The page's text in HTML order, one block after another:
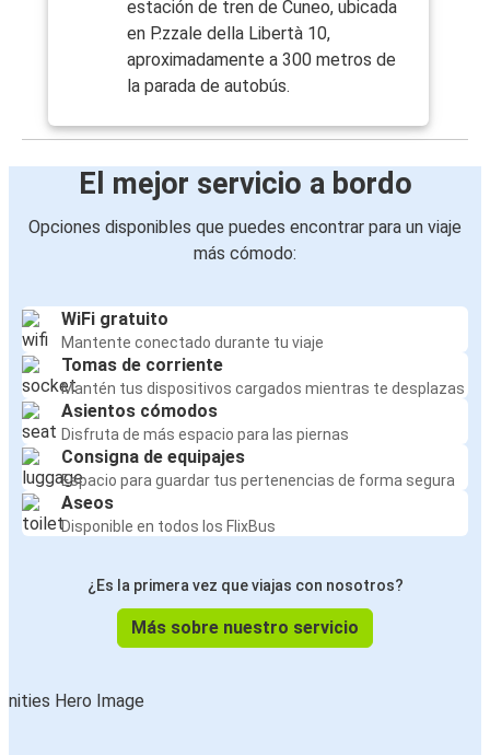
estación de tren de Cuneo, ubicada
en P.zzale della Libertà 10,
aproximadamente a 300 metros de
la parada de autobús.
El mejor servicio a bordo
Opciones disponibles que puedes encontrar para un viaje
más cómodo:
WiFi gratuito
Mantente conectado durante tu viaje
Tomas de corriente
Mantén tus dispositivos cargados mientras te desplazas
Asientos cómodos
Disfruta de más espacio para las piernas
Consigna de equipajes
Espacio para guardar tus pertenencias de forma segura
Aseos
Disponible en todos los FlixBus
¿Es la primera vez que viajas con nosotros?
Más sobre nuestro servicio